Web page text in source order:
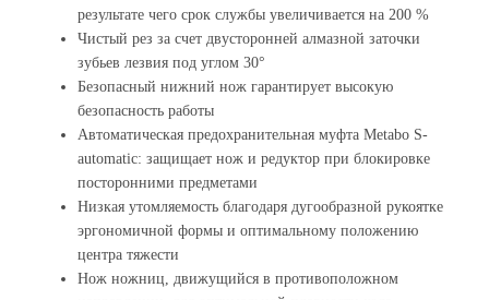
результате чего срок службы увеличивается на 200 %
Чистый рез за счет двусторонней алмазной заточки
зубьев лезвия под углом 30°
Безопасный нижний нож гарантирует высокую
безопасность работы
Автоматическая предохранительная муфта Metabo S-
automatic: защищает нож и редуктор при блокировке
посторонними предметами
Низкая утомляемость благодаря дугообразной рукоятке
эргономичной формы и оптимальному положению
центра тяжести
Нож ножниц, движущийся в противоположном